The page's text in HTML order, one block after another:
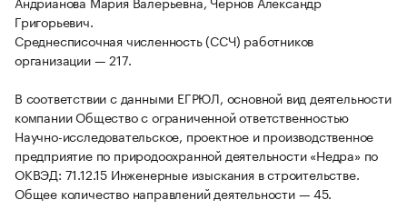
Григорьевич.
Среднесписочная численность (ССЧ) работников
организации — 217.
В соответствии с данными ЕГРЮЛ, основной вид деятельности
компании Общество с ограниченной ответственностью
Научно-исследовательское, проектное и производственное
предприятие по природоохранной деятельности «Недра» по
ОКВЭД: 71.12.15 Инженерные изыскания в строительстве.
Общее количество направлений деятельности — 45.